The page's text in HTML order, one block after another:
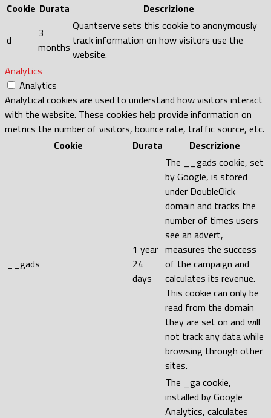
Cookie Durata Descrizione
d
3
months
Quantserve sets this cookie to anonymously
track information on how visitors use the
website.
Analytics
Analytics
Analytical cookies are used to understand how visitors interact
with the website. These cookies help provide information on
metrics the number of visitors, bounce rate, traffic source, etc.
Cookie
Durata Descrizione
__gads
1 year
24
days
The __gads cookie, set
by Google, is stored
under DoubleClick
domain and tracks the
number of times users
see an advert,
measures the success
of the campaign and
calculates its revenue.
This cookie can only be
read from the domain
they are set on and will
not track any data while
browsing through other
sites.
The _ga cookie,
installed by Google
Analytics, calculates